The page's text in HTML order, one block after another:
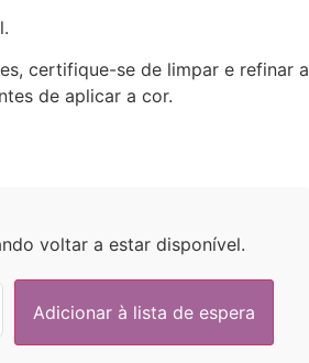
certifique-se de limpar e refinar a
de aplicar a cor.
voltar a estar disponível.